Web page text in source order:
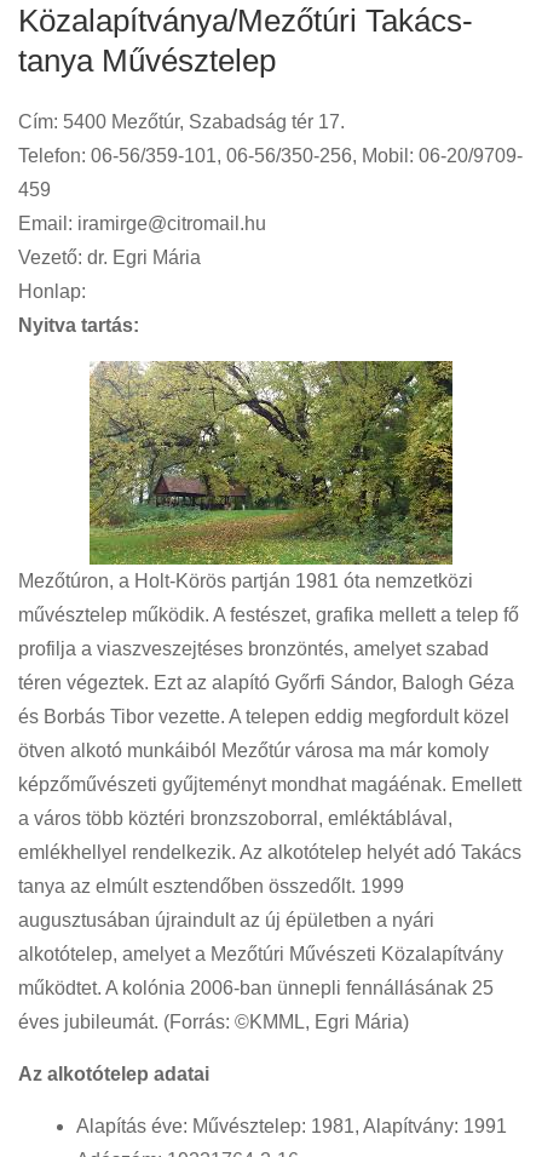
Közalapítványa/Mezőtúri Takács-
tanya Művésztelep
Cím: 5400 Mezőtúr, Szabadság tér 17.
Telefon: 06-56/359-101, 06-56/350-256, Mobil: 06-20/9709-
459
Email: iramirge@citromail.hu
Vezető: dr. Egri Mária
Honlap:
Nyitva tartás:
Mezőtúron, a Holt-Körös partján 1981 óta nemzetközi
művésztelep működik. A festészet, grafika mellett a telep fő
profilja a viaszveszejtéses bronzöntés, amelyet szabad
téren végeztek. Ezt az alapító Győrfi Sándor, Balogh Géza
és Borbás Tibor vezette. A telepen eddig megfordult közel
ötven alkotó munkáiból Mezőtúr városa ma már komoly
képzőművészeti gyűjteményt mondhat magáénak. Emellett
a város több köztéri bronzszoborral, emléktáblával,
emlékhellyel rendelkezik. Az alkotótelep helyét adó Takács
tanya az elmúlt esztendőben összedőlt. 1999
augusztusában újraindult az új épületben a nyári
alkotótelep, amelyet a Mezőtúri Művészeti Közalapítvány
működtet. A kolónia 2006-ban ünnepli fennállásának 25
éves jubileumát. (Forrás: ©KMML, Egri Mária)
Az alkotótelep adatai
Alapítás éve: Művésztelep: 1981, Alapítvány: 1991